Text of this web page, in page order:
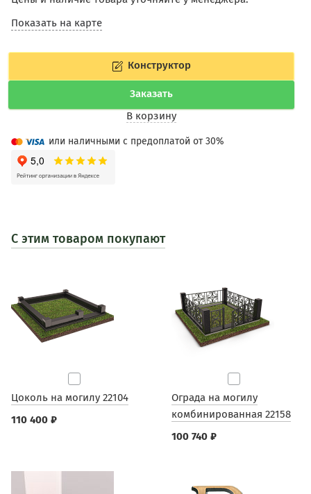
Показать на карте
Конструктор
Заказать
В корзину
или наличными с предоплатой от 30%
С этим товаром покупают
Цоколь на могилу 22104
110 400 ₽
Ограда на могилу
комбинированная 22158
100 740 ₽